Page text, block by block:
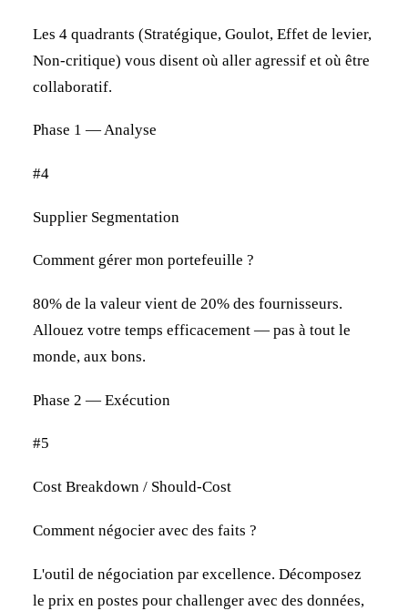
Les 4 quadrants (Stratégique, Goulot, Effet de levier,
Non-critique) vous disent où aller agressif et où être
collaboratif.
Phase 1 — Analyse
#4
Supplier Segmentation
Comment gérer mon portefeuille ?
80% de la valeur vient de 20% des fournisseurs.
Allouez votre temps efficacement — pas à tout le
monde, aux bons.
Phase 2 — Exécution
#5
Cost Breakdown / Should-Cost
Comment négocier avec des faits ?
L'outil de négociation par excellence. Décomposez
le prix en postes pour challenger avec des données,